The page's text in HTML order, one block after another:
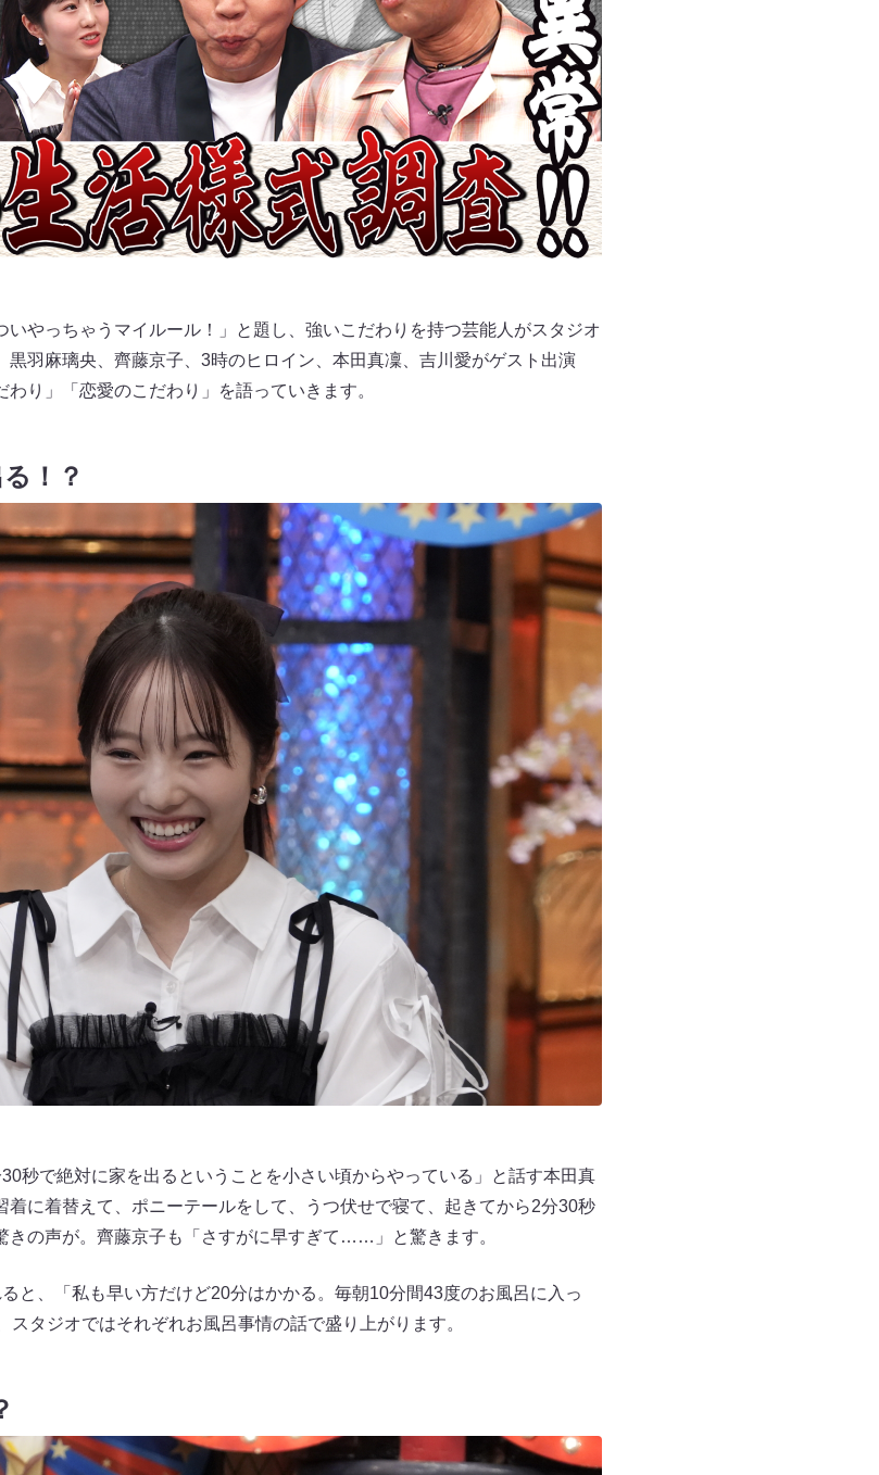
やっちゃうマイルール！」と題し、強いこだわりを持つ芸能人がスタジオ
羽麻璃央、齊藤京子、3時のヒロイン、本田真凜、吉川愛がゲスト出演
り」「恋愛のこだわり」を語っていきます。
！？
秒で絶対に家を出るということを小さい頃からやっている」と話す本田真
に着替えて、ポニーテールをして、うつ伏せで寝て、起きてから2分30秒
きの声が。齊藤京子も「さすがに早すぎて……」と驚きます。
と、「私も早い方だけど20分はかかる。毎朝10分間43度のお風呂に入っ
タジオではそれぞれお風呂事情の話で盛り上がります。